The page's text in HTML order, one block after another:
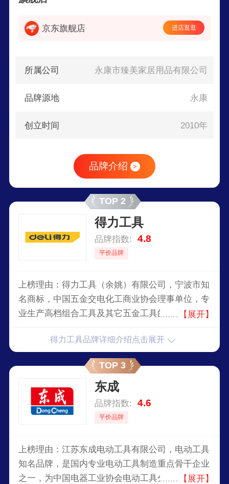
京东旗舰店 进店逛逛
所属公司 永康市臻美家居用品有限公司
品牌源地 永康
创立时间 2010年
品牌介绍 >
TOP 2
得力工具
品牌指数: 4.8
平价品牌
上榜理由：得力工具（余姚）有限公司，宁波市知
名商标，中国五金交电化工商业协会理事单位，专
业生产高档组合工具及其它五金工具的现代型企
计简洁、易用，能够满足不同用户的基本需求，品
牌产品线丰富，种类繁多，可以满足不同场合和用
【展开】
得力工具品牌详细介绍点击展开
TOP 3
东成
品牌指数: 4.6
平价品牌
上榜理由：江苏东成电动工具有限公司，电动工具
知名品牌，是国内专业电动工具制造重点骨干企业
之一，为中国电器工业协会电动工具分会副理事长
【展开】